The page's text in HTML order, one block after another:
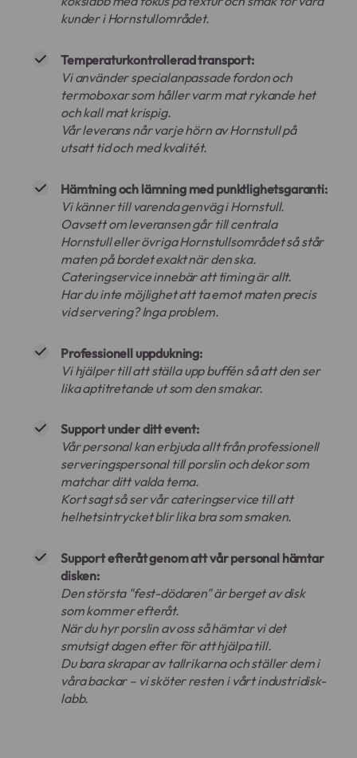
kunder i Hornstullområdet.
Temperaturkontrollerad transport:
Vi använder specialanpassade fordon och
termoboxar som håller varm mat rykande het
och kall mat krispig.
Vår leverans når varje hörn av Hornstull på
utsatt tid och med kvalitét.
Hämtning och lämning med punktlighetsgaranti:
Vi känner till varenda genväg i Hornstull.
Oavsett om leveransen går till centrala
Hornstull eller övriga Hornstullsområdet så står
maten på bordet exakt när den ska.
Cateringservice innebär att timing är allt.
Har du inte möjlighet att ta emot maten precis
vid servering? Inga problem.
Professionell uppdukning:
Vi hjälper till att ställa upp buffén så att den ser
lika aptitretande ut som den smakar.
Support under ditt event:
Vår personal kan erbjuda allt från professionell
serveringspersonal till porslin och dekor som
matchar ditt valda tema.
Kort sagt så ser vår cateringservice till att
helhetsintrycket blir lika bra som smaken.
Support efteråt genom att vår personal hämtar
disken:
Den största "fest-dödaren" är berget av disk
som kommer efteråt.
När du hyr porslin av oss så hämtar vi det
smutsigt dagen efter för att hjälpa till.
Du bara skrapar av tallrikarna och ställer dem i
våra backar – vi sköter resten i vårt industridisk-
labb.